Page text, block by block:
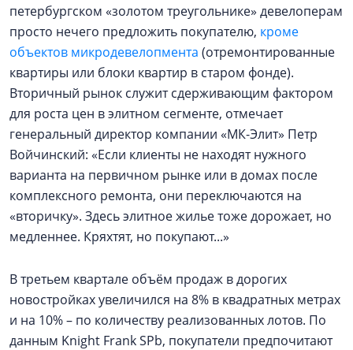
петербургском «золотом треугольнике» девелоперам
просто нечего предложить покупателю, кроме
объектов микродевелопмента (отремонтированные
квартиры или блоки квартир в старом фонде).
Вторичный рынок служит сдерживающим фактором
для роста цен в элитном сегменте, отмечает
генеральный директор компании «МК-Элит» Петр
Войчинский: «Если клиенты не находят нужного
варианта на первичном рынке или в домах после
комплексного ремонта, они переключаются на
«вторичку». Здесь элитное жилье тоже дорожает, но
медленнее. Кряхтят, но покупают...»
В третьем квартале объём продаж в дорогих
новостройках увеличился на 8% в квадратных метрах
и на 10% – по количеству реализованных лотов. По
данным Knight Frank SPb, покупатели предпочитают